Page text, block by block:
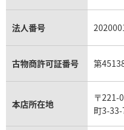
銀・シルバー買取
パラジウム買取
パライバトルマリン買取
キャッツアイ買取
ガーネット買取
アクアマリン買取
ヴァシュロン・コンスタンタ
オメガ買取
カルティエ買取
フランク ミュラー買取
リシャール・ミル買取
セリーヌ買取
プラダ買取
ダミアーニ買取
モーブッサン買取
法人番号
古物商許可証番号 第
本店所在地
〒221-
町3-